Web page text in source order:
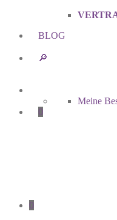
BLOG
🔎︎
Meine
0
0